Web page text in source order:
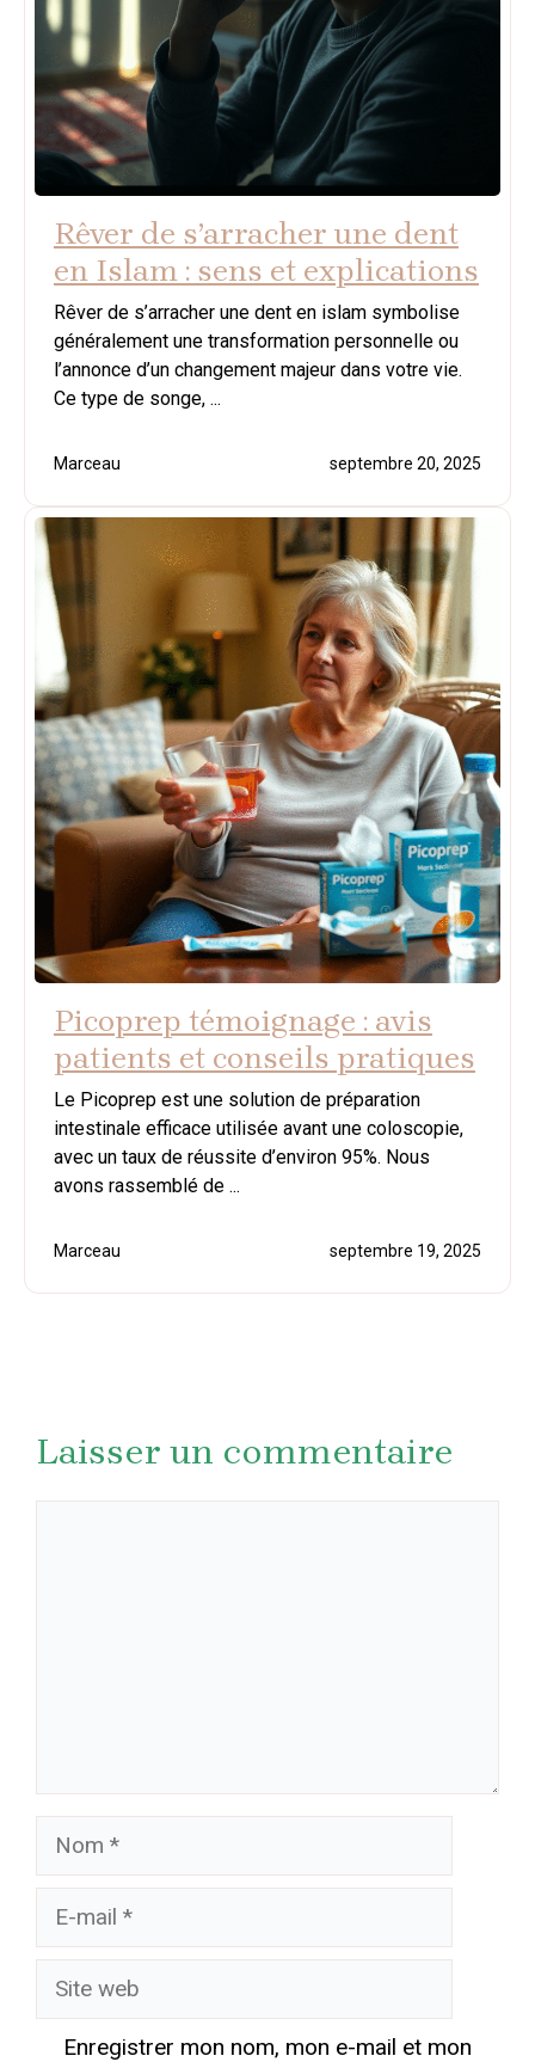
Rêver de s’arracher une dent
en Islam : sens et explications
Rêver de s’arracher une dent en islam symbolise
généralement une transformation personnelle ou
l’annonce d’un changement majeur dans votre vie.
Ce type de songe, ...
Marceau septembre 20, 2025
Picoprep témoignage : avis
patients et conseils pratiques
Le Picoprep est une solution de préparation
intestinale efficace utilisée avant une coloscopie,
avec un taux de réussite d’environ 95%. Nous
avons rassemblé de ...
Marceau septembre 19, 2025
Laisser un commentaire
Nom
Site
Enregistrer mon nom, mon e-mail et mon